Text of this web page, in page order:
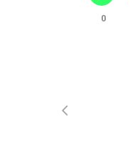
0